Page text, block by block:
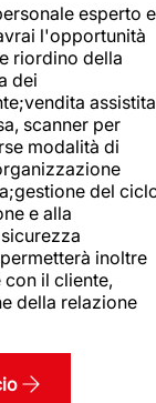
esperto e
l'opportunità
riordino della
dei
assistita
scanner per
modalità di
del
e alla
inoltre
il cliente,
della relazione